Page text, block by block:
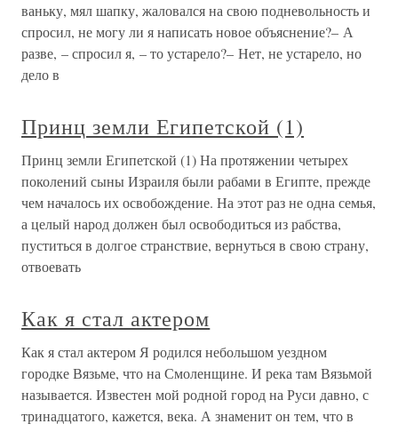
ваньку, мял шапку, жаловался на свою подневольность и
спросил, не могу ли я написать новое объяснение?– А
разве, – спросил я, – то устарело?– Нет, не устарело, но
дело в
Принц земли Египетской (1)
Принц земли Египетской (1) На протяжении четырех
поколений сыны Израиля были рабами в Египте, прежде
чем началось их освобождение. На этот раз не одна семья,
а целый народ должен был освободиться из рабства,
пуститься в долгое странствие, вернуться в свою страну,
отвоевать
Как я стал актером
Как я стал актером Я родился небольшом уездном
городке Вязьме, что на Смоленщине. И река там Вязьмой
называется. Известен мой родной город на Руси давно, с
тринадцатого, кажется, века. А знаменит он тем, что в